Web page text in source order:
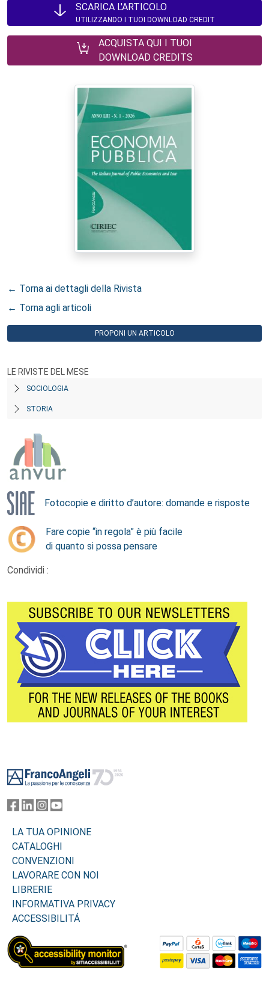
SCARICA L'ARTICOLO
UTILIZZANDO I TUOI DOWNLOAD CREDIT
ACQUISTA QUI I TUOI
DOWNLOAD CREDITS
← Torna ai dettagli della Rivista
← Torna agli articoli
PROPONI UN ARTICOLO
LE RIVISTE DEL MESE
SOCIOLOGIA
STORIA
Fotocopie e diritto d’autore: domande e risposte
Fare copie “in regola” è più facile
di quanto si possa pensare
Condividi :
LA TUA OPINIONE
CATALOGHI
CONVENZIONI
LAVORARE CON NOI
LIBRERIE
INFORMATIVA PRIVACY
ACCESSIBILITÁ